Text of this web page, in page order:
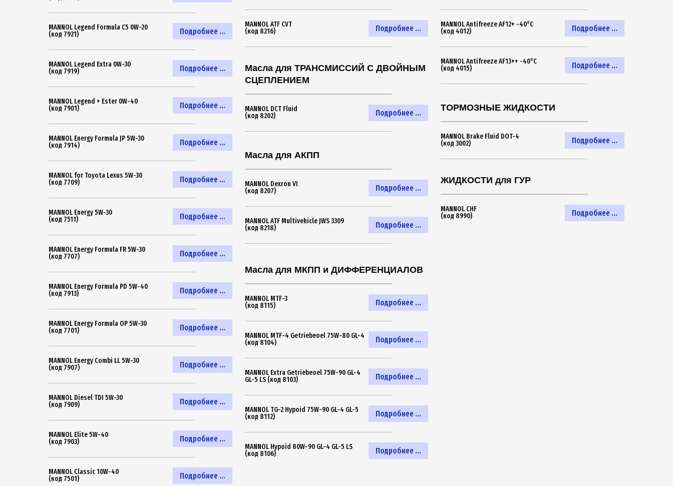
Подробнее ...
MANNOL Legend Formula C5 0W-20
(код 7921)
Подробнее ...
MANNOL Legend Extra 0W-30
(код 7919)
Подробнее ...
MANNOL Legend + Ester 0W-40
(код 7901)
Подробнее ...
MANNOL Energy Formula JP 5W-30
(код 7914)
Подробнее ...
MANNOL for Toyota Lexus 5W-30
(код 7709)
Подробнее ...
MANNOL Energy 5W-30
(код 7511)
Подробнее ...
MANNOL Energy Formula FR 5W-30
(код 7707)
Подробнее ...
MANNOL Energy Formula PD 5W-40
(код 7913)
Подробнее ...
MANNOL Energy Formula OP 5W-30
(код 7701)
Подробнее ...
MANNOL Energy Combi LL 5W-30
(код 7907)
Подробнее ...
MANNOL Diesel TDI 5W-30
(код 7909)
Подробнее ...
MANNOL Elite 5W-40
(код 7903)
Подробнее ...
MANNOL Classic 10W-40
(код 7501)
Подробнее ...
MANNOL ATF CVT
(код 8216)
Масла для ТРАНСМИССИЙ С ДВОЙНЫМ
СЦЕПЛЕНИЕМ
Подробнее ...
MANNOL DCT Fluid
(код 8202)
Масла для АКПП
Подробнее ...
MANNOL Dexron VI
(код 8207)
Подробнее ...
MANNOL ATF Multivehicle JWS 3309
(код 8218)
Масла для МКПП и ДИФФЕРЕНЦИАЛОВ
Подробнее ...
MANNOL MTF-3
(код 8115)
Подробнее ...
MANNOL MTF-4 Getriebeoel 75W-80 GL-4
(код 8104)
Подробнее ...
MANNOL Extra Getriebeoel 75W-90 GL-4
GL-5 LS (код 8103)
Подробнее ...
MANNOL TG-2 Hypoid 75W-90 GL-4 GL-5
(код 8112)
Подробнее ...
MANNOL Hypoid 80W-90 GL-4 GL-5 LS
(код 8106)
Подробнее ...
MANNOL Antifreeze AF12+ -40°C
(код 4012)
Подробнее ...
MANNOL Antifreeze AF13++ -40°C
(код 4015)
ТОРМОЗНЫЕ ЖИДКОСТИ
Подробнее ...
MANNOL Brake Fluid DOT-4
(код 3002)
ЖИДКОСТИ для ГУР
Подробнее ...
MANNOL CHF
(код 8990)